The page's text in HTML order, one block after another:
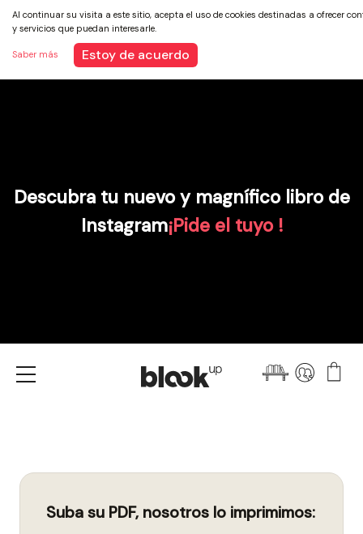
Al continuar su visita a este sitio, acepta el uso de cookies destinadas a ofrecer
y servicios que puedan interesarle.
Saber más Estoy de acuerdo
Descubra tu nuevo y magnífico libro de
Instagram¡Pide el tuyo !
Menu
Suba su PDF, nosotros lo imprimimos: